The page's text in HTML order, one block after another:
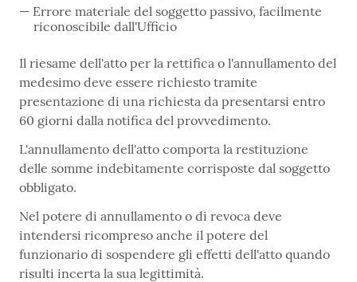
Errore materiale del soggetto passivo, facilmente
riconoscibile dall'Ufficio
Il riesame dell'atto per la rettifica o l'annullamento del
medesimo deve essere richiesto tramite
presentazione di una richiesta da presentarsi entro
60 giorni dalla notifica del provvedimento.
L'annullamento dell'atto comporta la restituzione
delle somme indebitamente corrisposte dal soggetto
obbligato.
Nel potere di annullamento o di revoca deve
intendersi ricompreso anche il potere del
funzionario di sospendere gli effetti dell'atto quando
risulti incerta la sua legittimità.